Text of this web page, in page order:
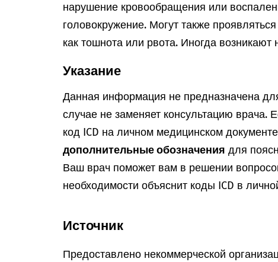
нарушение кровообращения или
головокружение. Могут также
как тошнота или рвота. Иногда
Указание
Данная информация не предназначена
случае не заменяет консультацию
код ICD на личном медицинском
дополнительные обозначения для
Ваш врач поможет вам в решении
необходимости объяснит коды ICD в
Источник
Предоставлено некоммерческой